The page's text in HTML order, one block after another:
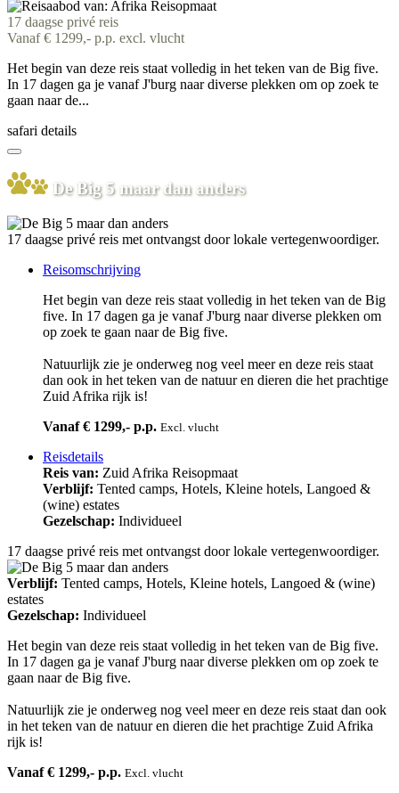
17 daagse privé reis
Vanaf € 1299,- p.p. excl. vlucht
Het begin van deze reis staat volledig in het teken van de Big five.
In 17 dagen ga je vanaf J'burg naar diverse plekken om op zoek te
gaan naar de...
safari details
De Big 5 maar dan anders
17 daagse privé reis met ontvangst door lokale vertegenwoordiger.
Reisomschrijving
Het begin van deze reis staat volledig in het teken van de Big
five. In 17 dagen ga je vanaf J'burg naar diverse plekken om
op zoek te gaan naar de Big five.
Natuurlijk zie je onderweg nog veel meer en deze reis staat
dan ook in het teken van de natuur en dieren die het prachtige
Zuid Afrika rijk is!
Vanaf € 1299,- p.p. Excl. vlucht
Reisdetails
Reis van: Zuid Afrika Reisopmaat
Verblijf: Tented camps, Hotels, Kleine hotels, Langoed &
(wine) estates
Gezelschap: Individueel
17 daagse privé reis met ontvangst door lokale vertegenwoordiger.
Verblijf: Tented camps, Hotels, Kleine hotels, Langoed & (wine)
estates
Gezelschap: Individueel
Het begin van deze reis staat volledig in het teken van de Big five.
In 17 dagen ga je vanaf J'burg naar diverse plekken om op zoek te
gaan naar de Big five.
Natuurlijk zie je onderweg nog veel meer en deze reis staat dan ook
in het teken van de natuur en dieren die het prachtige Zuid Afrika
rijk is!
Vanaf € 1299,- p.p. Excl. vlucht